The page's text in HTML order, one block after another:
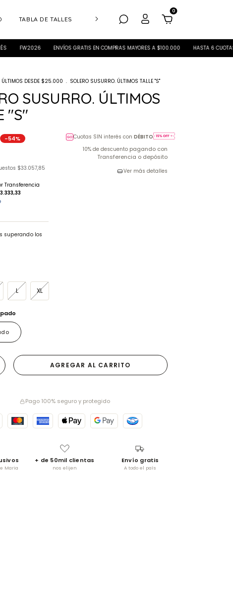
TABLA DE TALLES CUIDADO DE PRENDAS
0
ENVÍOS GRATIS EN COMPRAS MAYORES A $100.000 HASTA 6 CUOTAS S/
ÚLTIMOS DESDE $25.000 . SOLERO SUSURRO. ÚLTIMOS TALLE "S"
SUSURRO. ÚLTIMOS
"S"
-54%
$33.057,85
Cuotas SIN interés con DÉBITO
10% de descuento pagando con
Transferencia o depósito
Ver más detalles
superando los
L XL
Pago 100% seguro y protegido
Maria
+ de 50mil clientas
nos elijen
Envío gratis
A todo el país